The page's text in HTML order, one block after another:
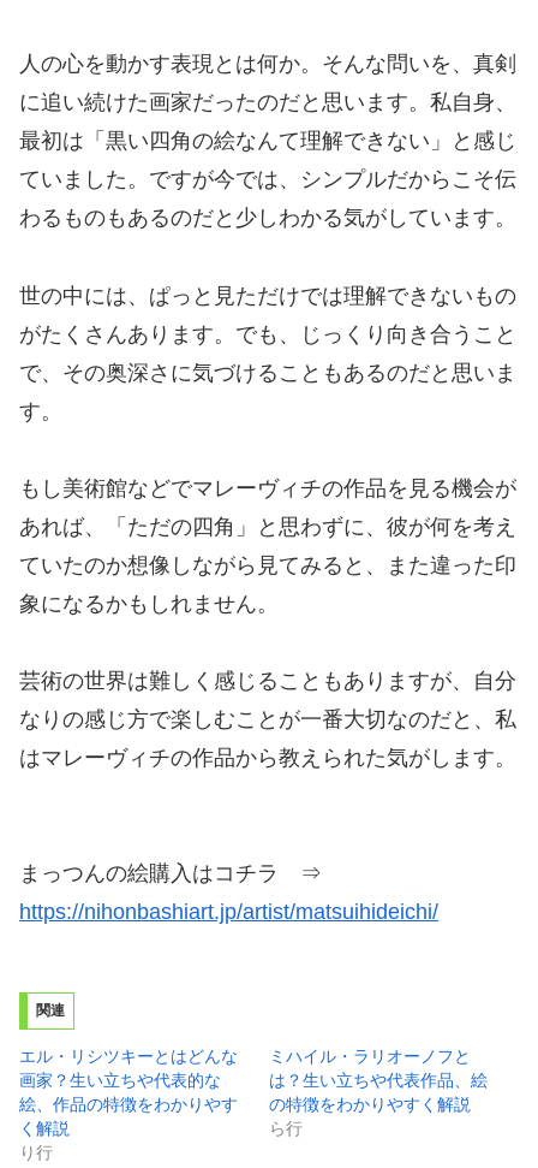
人の心を動かす表現とは何か。そんな問いを、真剣
に追い続けた画家だったのだと思います。私自身、
最初は「黒い四角の絵なんて理解できない」と感じ
ていました。ですが今では、シンプルだからこそ伝
わるものもあるのだと少しわかる気がしています。
世の中には、ぱっと見ただけでは理解できないもの
がたくさんあります。でも、じっくり向き合うこと
で、その奥深さに気づけることもあるのだと思いま
す。
もし美術館などでマレーヴィチの作品を見る機会が
あれば、「ただの四角」と思わずに、彼が何を考え
ていたのか想像しながら見てみると、また違った印
象になるかもしれません。
芸術の世界は難しく感じることもありますが、自分
なりの感じ方で楽しむことが一番大切なのだと、私
はマレーヴィチの作品から教えられた気がします。
まっつんの絵購入はコチラ ⇒
https://nihonbashiart.jp/artist/matsuihideichi/
関連
エル・リシツキーとはどんな
画家？生い立ちや代表的な
絵、作品の特徴をわかりやす
く解説
り行
ミハイル・ラリオーノフと
は？生い立ちや代表作品、絵
の特徴をわかりやすく解説
ら行